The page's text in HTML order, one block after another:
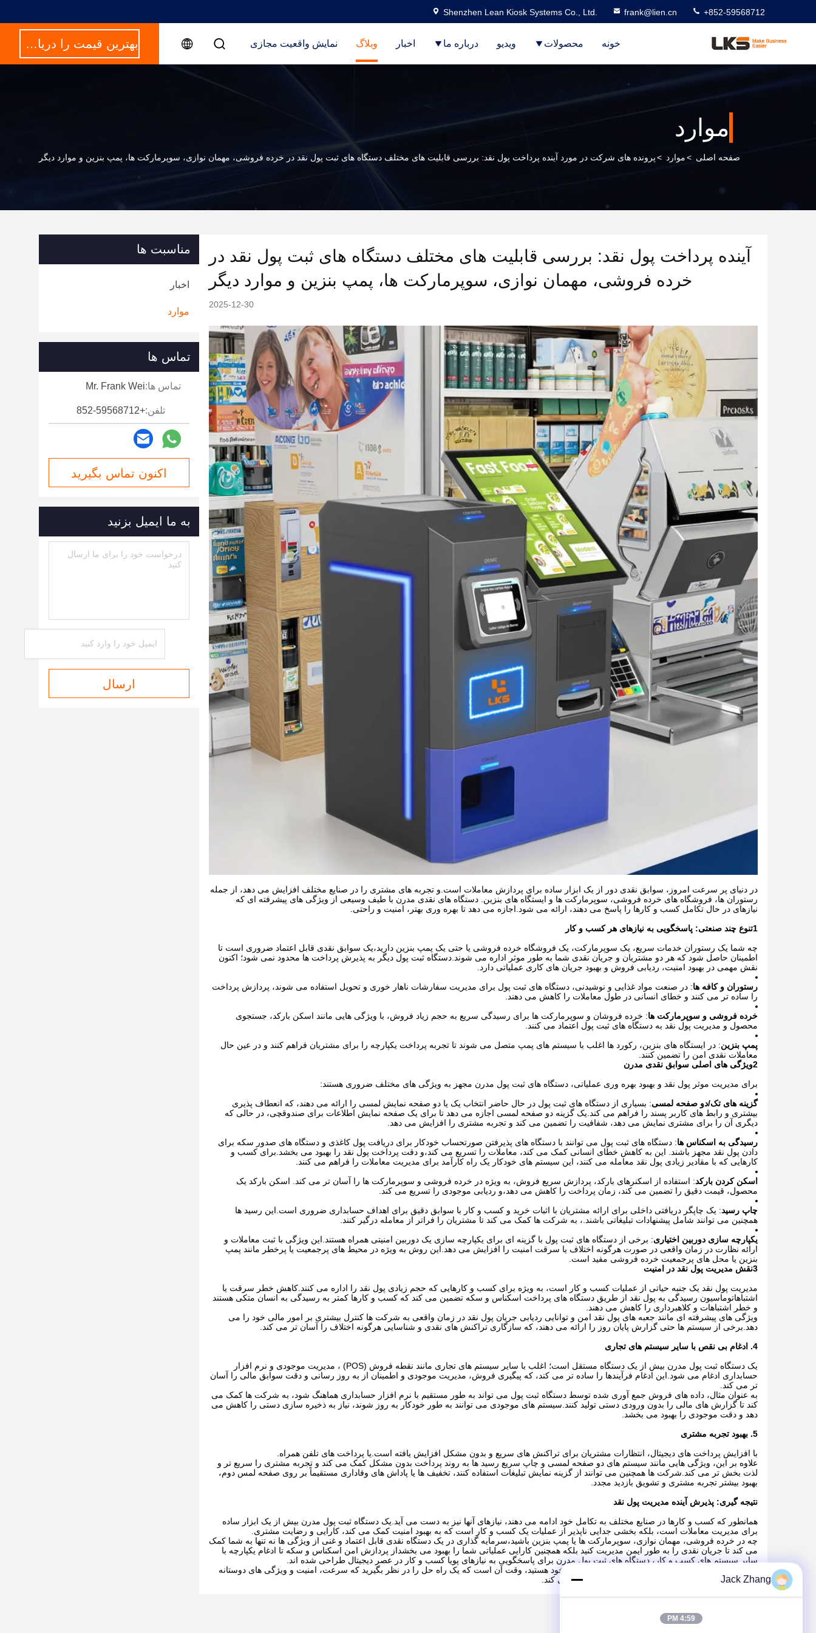
Shenzhen Lean Kiosk Systems Co., Ltd. frank@lien.cn +852-59568712
خونه محصولات ویدیو درباره ما اخبار وبلاگ نمایش واقعیت مجازی بهترین قیمت را دریافت کنید
موارد
صفحه اصلی >موارد >پرونده های شرکت در مورد آینده پرداخت پول نقد: بررسی قابلیت های مختلف دستگاه های ثبت پول نقد در خرده فروشی، مهمان نوازی، سوپرمارکت ها، پمپ بنزین و موارد دیگر
آینده پرداخت پول نقد: بررسی قابلیت های مختلف دستگاه های ثبت پول نقد در
خرده فروشی، مهمان نوازی، سوپرمارکت ها، پمپ بنزین و موارد دیگر
2025-12-30
در دنیای پر سرعت امروز، سوابق نقدی دور از یک ابزار ساده برای پردازش معاملات است.و تجربه های مشتری را در صنایع مختلف افزایش می دهد، از جمله
رستوران ها، فروشگاه های خرده فروشی، سوپرمارکت ها و ایستگاه های بنزین. دستگاه های نقدی مدرن با طیف وسیعی از ویژگی های پیشرفته ای که
نیازهای در حال تکامل کسب و کارها را پاسخ می دهند، ارائه می شود.اجازه می دهد تا بهره وری بهتر، امنیت و راحتی.
1تنوع چند صنعتی: پاسخگویی به نیازهای هر کسب و کار
چه شما یک رستوران خدمات سریع، یک سوپرمارکت، یک فروشگاه خرده فروشی یا حتی یک پمپ بنزین دارید،یک سوابق نقدی قابل اعتماد ضروری است تا
اطمینان حاصل شود که هر دو مشتریان و جریان نقدی شما به طور موثر اداره می شوند.دستگاه ثبت پول دیگر به پذیرش پرداخت ها محدود نمی شود؛ اکنون
نقش مهمی در بهبود امنیت، ردیابی فروش و بهبود جریان های کاری عملیاتی دارد.
رستوران و کافه ها: در صنعت مواد غذایی و نوشیدنی، دستگاه های ثبت پول برای مدیریت سفارشات ناهار خوری و تحویل استفاده می شوند، پردازش پرداخت
را ساده تر می کنند و خطای انسانی در طول معاملات را کاهش می دهند.
خرده فروشی و سوپرمارکت ها: خرده فروشان و سوپرمارکت ها برای رسیدگی سریع به حجم زیاد فروش، با ویژگی هایی مانند اسکن بارکد، جستجوی
محصول و مدیریت پول نقد به دستگاه های ثبت پول اعتماد می کنند.
پمپ بنزین: در ایستگاه های بنزین، رکورد ها اغلب با سیستم های پمپ متصل می شوند تا تجربه پرداخت یکپارچه را برای مشتریان فراهم کنند و در عین حال
معاملات نقدی امن را تضمین کنند.
2ویژگی های اصلی سوابق نقدی مدرن
برای مدیریت موثر پول نقد و بهبود بهره وری عملیاتی، دستگاه های ثبت پول مدرن مجهز به ویژگی های مختلف ضروری هستند:
گزینه های تک/دو صفحه لمسی: بسیاری از دستگاه های ثبت پول در حال حاضر انتخاب یک یا دو صفحه نمایش لمسی را ارائه می دهند، که انعطاف پذیری
بیشتری و رابط های کاربر پسند را فراهم می کند.یک گزینه دو صفحه لمسی اجازه می دهد تا برای یک صفحه نمایش اطلاعات برای صندوقچی، در حالی که
دیگری آن را برای مشتری نمایش می دهد، شفافیت را تضمین می کند و تجربه مشتری را افزایش می دهد.
رسیدگی به اسکناس ها: دستگاه های ثبت پول می توانند با دستگاه های پذیرفتن صورتحساب خودکار برای دریافت پول کاغذی و دستگاه های صدور سکه برای
دادن پول نقد مجهز باشند. این به کاهش خطای انسانی کمک می کند، معاملات را تسریع می کند،و دقت پرداخت پول نقد را بهبود می بخشد.برای کسب و
کارهایی که با مقادیر زیادی پول نقد معامله می کنند، این سیستم های خودکار یک راه کارآمد برای مدیریت معاملات را فراهم می کنند.
اسکن کردن بارکد: استفاده از اسکنرهای بارکد، پردازش سریع فروش، به ویژه در خرده فروشی و سوپرمارکت ها را آسان تر می کند. اسکن بارکد یک
محصول، قیمت دقیق را تضمین می کند، زمان پرداخت را کاهش می دهد،و ردیابی موجودی را تسریع می کند.
چاپ رسید: یک چاپگر دریافتی داخلی برای ارائه مشتریان با اثبات خرید و کسب و کار با سوابق دقیق برای اهداف حسابداری ضروری است.این رسید ها
همچنین می توانند شامل پیشنهادات تبلیغاتی باشند.، به شرکت ها کمک می کند تا مشتریان را فراتر از معامله درگیر کنند.
یکپارچه سازی دوربین اختیاری: برخی از دستگاه های ثبت پول با گزینه ای برای یکپارچه سازی یک دوربین امنیتی همراه هستند.این ویژگی با ثبت معاملات و
ارائه نظارت در زمان واقعی در صورت هرگونه اختلاف یا سرقت امنیت را افزایش می دهد.این روش به ویژه در محیط های پرجمعیت یا پرخطر مانند پمپ
بنزین یا محل های پرجمعیت خرده فروشی مفید است.
3نقش مدیریت پول نقد در امنیت
مدیریت پول نقد یک جنبه حیاتی از عملیات کسب و کار است، به ویژه برای کسب و کارهایی که حجم زیادی پول نقد را اداره می کنند.کاهش خطر سرقت یا
اشتباهاتوماسیون رسیدگی به پول نقد از طریق دستگاه های پرداخت اسکناس و سکه تضمین می کند که کسب و کارها کمتر به رسیدگی به انسان متکی هستند
و خطر اشتباهات و کلاهبرداری را کاهش می دهند.
ویژگی های پیشرفته ای مانند جعبه های پول نقد امن و توانایی ردیابی جریان پول نقد در زمان واقعی به شرکت ها کنترل بیشتری بر امور مالی خود را می
دهد.برخی از سیستم ها حتی گزارش پایان روز را ارائه می دهند، که سازگاری تراکنش های نقدی و شناسایی هرگونه اختلاف را آسان تر می کند.
4. ادغام بی نقص با سایر سیستم های تجاری
یک دستگاه ثبت پول مدرن بیش از یک دستگاه مستقل است؛ اغلب با سایر سیستم های تجاری مانند نقطه فروش (POS) ، مدیریت موجودی و نرم افزار
حسابداری ادغام می شود.این ادغام فرآیندها را ساده تر می کند، که پیگیری فروش، مدیریت موجودی و اطمینان از به روز رسانی و دقت سوابق مالی را آسان
تر می کند.
به عنوان مثال، داده های فروش جمع آوری شده توسط دستگاه ثبت پول می تواند به طور مستقیم با نرم افزار حسابداری هماهنگ شود، به شرکت ها کمک می
کند تا گزارش های مالی را بدون ورودی دستی تولید کنند.سیستم های موجودی می توانند به طور خودکار به روز شوند، نیاز به ذخیره سازی دستی را کاهش می
دهد و دقت موجودی را بهبود می بخشد.
5. بهبود تجربه مشتری
با افزایش پرداخت های دیجیتال، انتظارات مشتریان برای تراکنش های سریع و بدون مشکل افزایش یافته است.یا پرداخت های تلفن همراه.
علاوه بر این، ویژگی هایی مانند سیستم های دو صفحه لمسی و چاپ سریع رسید ها به روند پرداخت بدون مشکل کمک می کند و تجربه مشتری را سریع تر و
لذت بخش تر می کند.شرکت ها همچنین می توانند از گزینه نمایش تبلیغات استفاده کنند، تخفیف ها یا پاداش های وفاداری مستقیماً بر روی صفحه لمس دوم،
بهبود بیشتر تجربه مشتری و تشویق بازدید مجدد.
نتیجه گیری: پذیرش آینده مدیریت پول نقد
همانطور که کسب و کارها در صنایع مختلف به تکامل خود ادامه می دهند، نیازهای آنها نیز به دست می آید.یک دستگاه ثبت پول مدرن بیش از یک ابزار ساده
برای مدیریت معاملات است، بلکه بخشی جدایی ناپذیر از عملیات یک کسب و کار است که به بهبود امنیت کمک می کند، کارایی و رضایت مشتری.
چه در خرده فروشی، مهمان نوازی، سوپرمارکت ها یا پمپ بنزین باشید،سرمایه گذاری در یک دستگاه نقدی قابل اعتماد و غنی از ویژگی ها نه تنها به شما کمک
می کند تا جریان نقدی را به طور ایمن مدیریت کنید بلکه همچنین کارایی عملیاتی شما را بهبود می بخشداز پردازش امن اسکناس و سکه تا ادغام یکپارچه با
سایر سیستم های کسب و کار، دستگاه های ثبت پول مدرن برای پاسخگویی به نیازهای پویا کسب و کار در عصر دیجیتال طراحی شده اند.
اگر به دنبال ارتقاء سیستم مدیریت پول نقد کسب و کار خود هستید، وقت آن است که یک راه حل را در نظر بگیرید که سرعت، امنیت و ویژگی های دوستانه
مشتری را برای کمک به رشد کسب و کار شما ترکیب می کند.
مناسبت ها
اخبار
موارد
تماس ها
تماس ها:Mr. Frank Wei
تلفن:+852-59568712
اکنون تماس بگیرید
به ما ایمیل بزنید
ارسال
Jack Zhang
4:59 PM